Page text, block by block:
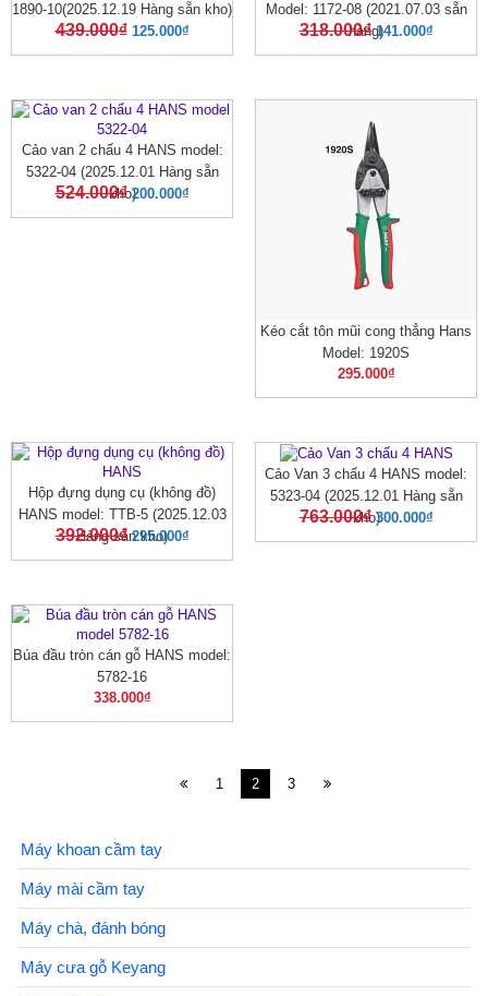
1890-10(2025.12.19 Hàng sẵn kho)
439.000₫ 125.000₫
Model: 1172-08 (2021.07.03 sẵn
hàng)
318.000₫ 141.000₫
Cảo van 2 chấu 4 HANS model:
5322-04 (2025.12.01 Hàng sẵn
kho)
524.000₫ 200.000₫
Kéo cắt tôn mũi cong thẳng Hans
Model: 1920S
295.000₫
Hộp đựng dụng cụ (không đồ)
HANS model: TTB-5 (2025.12.03
Hàng sẵn kho)
392.000₫ 295.000₫
Cảo Van 3 chấu 4 HANS model:
5323-04 (2025.12.01 Hàng sẵn
kho)
763.000₫ 300.000₫
Búa đầu tròn cán gỗ HANS model:
5782-16
338.000₫
1 2 3
Máy khoan cầm tay
Máy mài cầm tay
Máy chà, đánh bóng
Máy cưa gỗ Keyang